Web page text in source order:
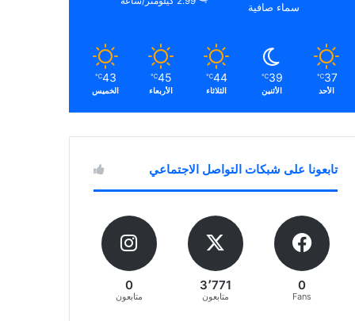
سماء صافية
37
℃
الأحد
39
℃
الأثنين
44
℃
الثلاثاء
45
℃
الأربعاء
43
℃
الخميس
تابعونا على شبكات التواصل الاجتماعي
0
Fans
3٬771
متابعون
0
متابعون